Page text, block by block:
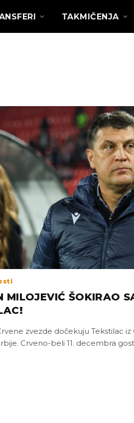
TAKMIČENJA
MILOJEVIĆ ŠOKIRAO
zvezde dočekuju Tekstilac iz
Crveno-beli 11. decembra